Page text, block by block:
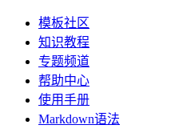
模板社区
知识教程
专题频道
帮助中心
使用手册
Markdown语法